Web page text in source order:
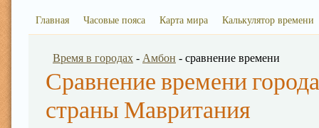
Главная Часовые пояса Карта мира Калькулятор времени
Время в городах - Амбон - сравнение времени
Сравнение времени
страны Мавритания